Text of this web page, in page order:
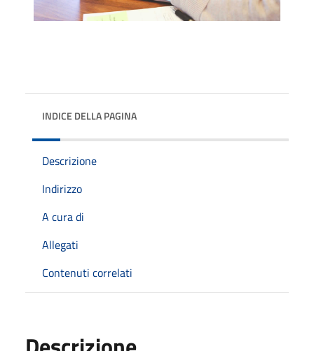
INDICE DELLA PAGINA
Descrizione
Indirizzo
A cura di
Allegati
Contenuti correlati